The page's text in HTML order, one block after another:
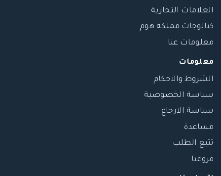
العلامات التجارية
كتالوجات مملكة هوم
معلومات عنا
معلومات
الشروط والاحكام
سياسة الخصوصية
سياسة الارجاع
مساعدة
تتبع الطلب
فروعنا